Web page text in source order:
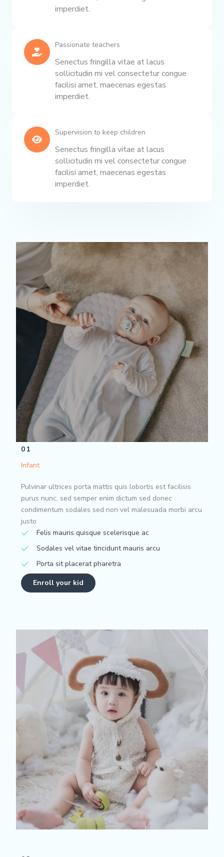
imperdiet.
Passionate teachers
Senectus fringilla vitae at lacus
sollicitudin mi vel consectetur congue
facilisi amet, maecenas egestas
imperdiet.
Supervision to keep children
Senectus fringilla vitae at lacus
sollicitudin mi vel consectetur congue
facilisi amet, maecenas egestas
imperdiet.
01
Infant
Pulvinar ultrices porta mattis quis lobortis est facilisis
purus nunc, sed semper enim dictum sed donec
condimentum sodales sed non vel malesuada morbi arcu
justo
Felis mauris quisque scelerisque ac
Sodales vel vitae tincidunt mauris arcu
Porta sit placerat pharetra
Enroll your kid